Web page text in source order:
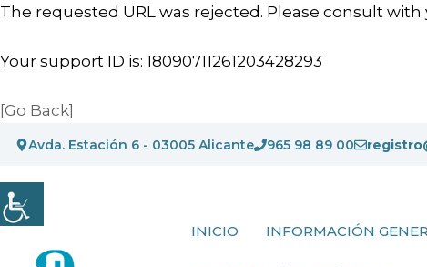
The requested URL was rejected. Please consult
Your support ID is: 18090711261203428293
[Go Back]
Saltar
contenido
Avda. Estación 6 - 03005 Alicante 965 98 89 00
INICIO INFORMACIÓN